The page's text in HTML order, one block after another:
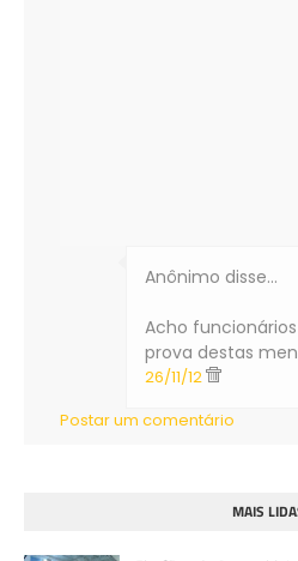
Anônimo disse…
Acho
prova destas
26/11/12
Postar um comentário
MAIS